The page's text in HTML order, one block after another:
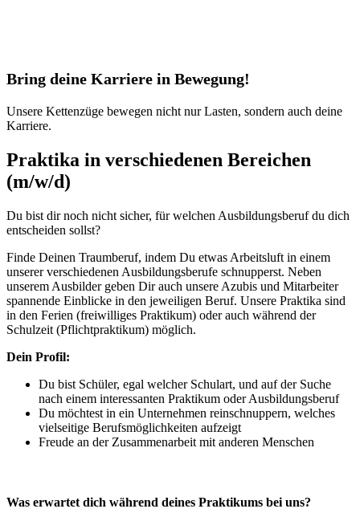
Bring deine Karriere in Bewegung!
Unsere Kettenzüge bewegen nicht nur Lasten, sondern auch deine
Karriere.
Praktika in verschiedenen Bereichen
(m/w/d)
Du bist dir noch nicht sicher, für welchen Ausbildungsberuf du dich
entscheiden sollst?
Finde Deinen Traumberuf, indem Du etwas Arbeitsluft in einem
unserer verschiedenen Ausbildungsberufe schnupperst. Neben
unserem Ausbilder geben Dir auch unsere Azubis und Mitarbeiter
spannende Einblicke in den jeweiligen Beruf. Unsere Praktika sind
in den Ferien (freiwilliges Praktikum) oder auch während der
Schulzeit (Pflichtpraktikum) möglich.
Dein Profil:
Du bist Schüler, egal welcher Schulart, und auf der Suche
nach einem interessanten Praktikum oder Ausbildungsberuf
Du möchtest in ein Unternehmen reinschnuppern, welches
vielseitige Berufsmöglichkeiten aufzeigt
Freude an der Zusammenarbeit mit anderen Menschen
Was erwartet dich während deines Praktikums bei uns?